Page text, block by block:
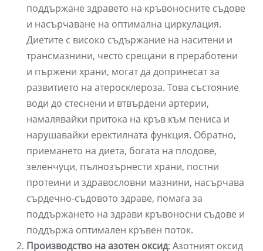
поддържане здравето на кръвоносните съдове
и насърчаване на оптимална циркулация.
Диетите с високо съдържание на наситени и
трансмазнини, често срещани в преработени
и пържени храни, могат да допринесат за
развитието на атеросклероза. Това състояние
води до стеснени и втвърдени артерии,
намалявайки притока на кръв към пениса и
нарушавайки еректилната функция. Обратно,
приемането на диета, богата на плодове,
зеленчуци, пълнозърнести храни, постни
протеини и здравословни мазнини, насърчава
сърдечно-съдовото здраве, помага за
поддържането на здрави кръвоносни съдове и
поддържа оптимален кръвен поток.
Производство на азотен оксид: Азотният оксид